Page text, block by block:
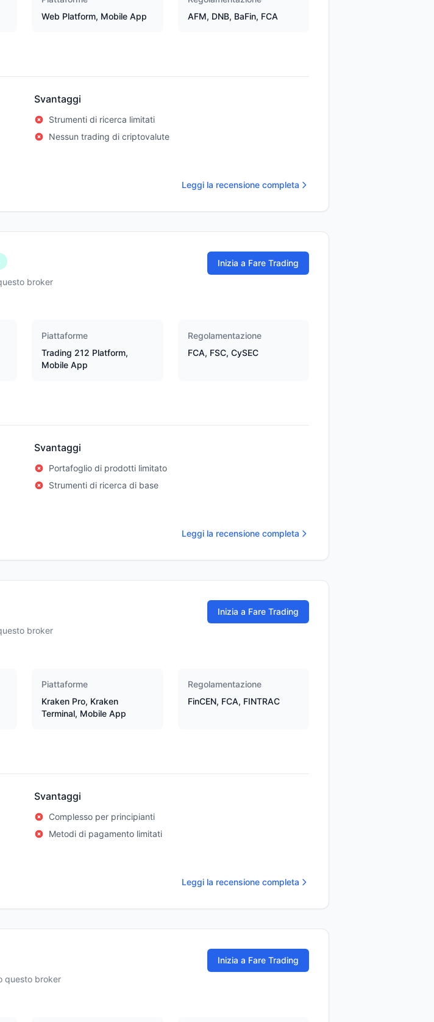
Web Platform, Mobile App
AFM, DNB, BaFin, FCA
Svantaggi
Strumenti di ricerca limitati
Nessun trading di criptovalute
Leggi la recensione completa
broker
Inizia a Fare Trading
Piattaforme
Trading 212 Platform,
Mobile App
Regolamentazione
FCA, FSC, CySEC
Svantaggi
Portafoglio di prodotti limitato
Strumenti di ricerca di base
Leggi la recensione completa
broker
Inizia a Fare Trading
Piattaforme
Kraken Pro, Kraken
Terminal, Mobile App
Regolamentazione
FinCEN, FCA, FINTRAC
Svantaggi
Complesso per principianti
Metodi di pagamento limitati
Leggi la recensione completa
questo broker
Inizia a Fare Trading